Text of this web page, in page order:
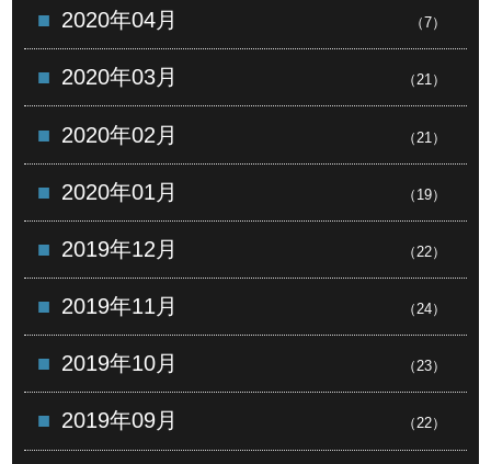
2020年04月 （7）
2020年03月 （21）
2020年02月 （21）
2020年01月 （19）
2019年12月 （22）
2019年11月 （24）
2019年10月 （23）
2019年09月 （22）